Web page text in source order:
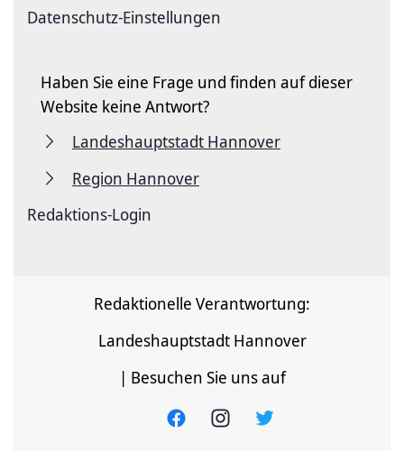
Datenschutz-Einstellungen
Haben Sie eine Frage und finden auf dieser
Website keine Antwort?
Landeshauptstadt Hannover
Region Hannover
Redaktions-Login
Redaktionelle Verantwortung:
Landeshauptstadt Hannover
| Besuchen Sie uns auf